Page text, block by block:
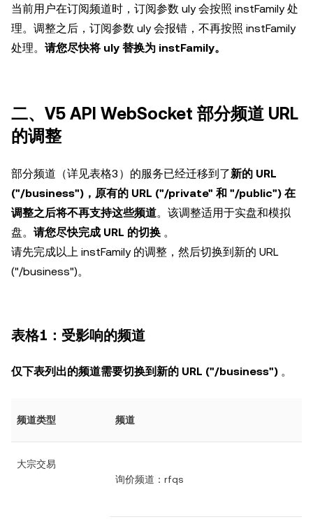
当前用户在订阅频道时，订阅参数 uly 会按照 instFamily 处
理。调整之后，订阅参数 uly 会报错，不再按照 instFamily
处理。 请您尽快将 uly 替换为 instFamily。
二、V5 API WebSocket 部分频道 URL
的调整
部分频道（详见表格3）的服务已经迁移到了新的 URL
("/business")，原有的 URL ("/private" 和 "/public") 在
调整之后将不再支持这些频道。该调整适用于实盘和模拟
盘。 请您尽快完成 URL 的切换 。
请先完成以上 instFamily 的调整，然后切换到新的 URL
("/business")。
表格1：受影响的频道
仅下表列出的频道需要切换到新的 URL ("/business") 。
频道类型 频道
大宗交易
询价频道：rfqs